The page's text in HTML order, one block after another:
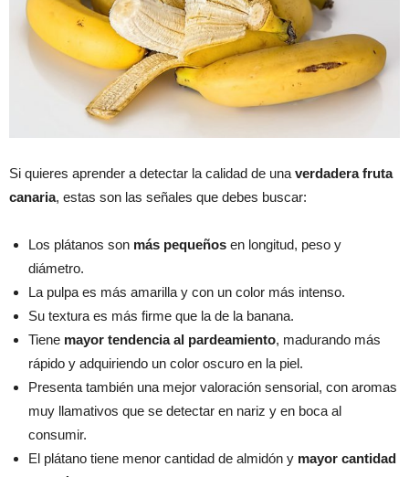
Si quieres aprender a detectar la calidad de una verdadera fruta
canaria, estas son las señales que debes buscar:
Los plátanos son más pequeños en longitud, peso y
diámetro.
La pulpa es más amarilla y con un color más intenso.
Su textura es más firme que la de la banana.
Tiene mayor tendencia al pardeamiento, madurando más
rápido y adquiriendo un color oscuro en la piel.
Presenta también una mejor valoración sensorial, con aromas
muy llamativos que se detectar en nariz y en boca al
consumir.
El plátano tiene menor cantidad de almidón y mayor cantidad